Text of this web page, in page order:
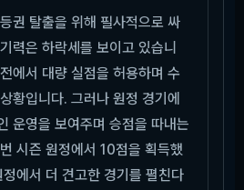
권 탈출을 위해 필사적으로 싸
력은 하락세를 보이고 있습니
에서 대량 실점을 허용하며 수
황입니다. 그러나 원정 경기에
운영을 보여주며 승점을 따내는
시즌 원정에서 10점을 획득했
에서 더 견고한 경기를 펼친다